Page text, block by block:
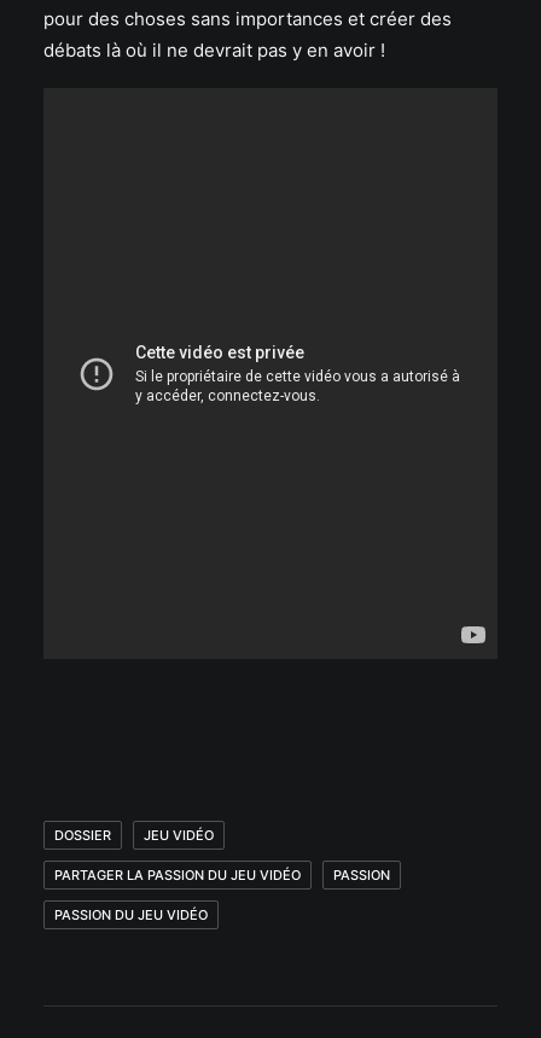
pour des choses sans importances et créer des
débats là où il ne devrait pas y en avoir !
DOSSIER JEU VIDÉO
PARTAGER LA PASSION DU JEU VIDÉO PASSION
PASSION DU JEU VIDÉO